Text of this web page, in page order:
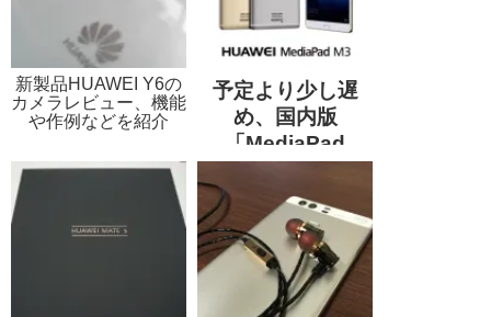
新製品HUAWEI Y6の
カメラレビュー、機能
や作例などを紹介
予定より少し遅
め、国内版
「MediaPad
M3」向けに
Android 7.0 /
EMUI 5.0のアップ
デートを配信開始